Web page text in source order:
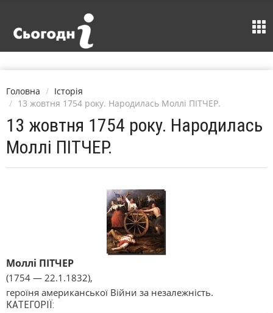
Головна
Історія
13 жовтня 1754 року. Народилась Моллі ПІТЧЕР.
13 жовтня 1754 року. Народилась
Моллі ПІТЧЕР.
Моллі ПІТЧЕР
(1754 — 22.1.1832),
героїня американської Війни за незалежність.
КАТЕГОРІЇ: